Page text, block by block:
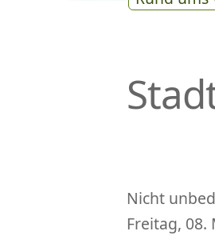
Nicht
Freitag, 08.